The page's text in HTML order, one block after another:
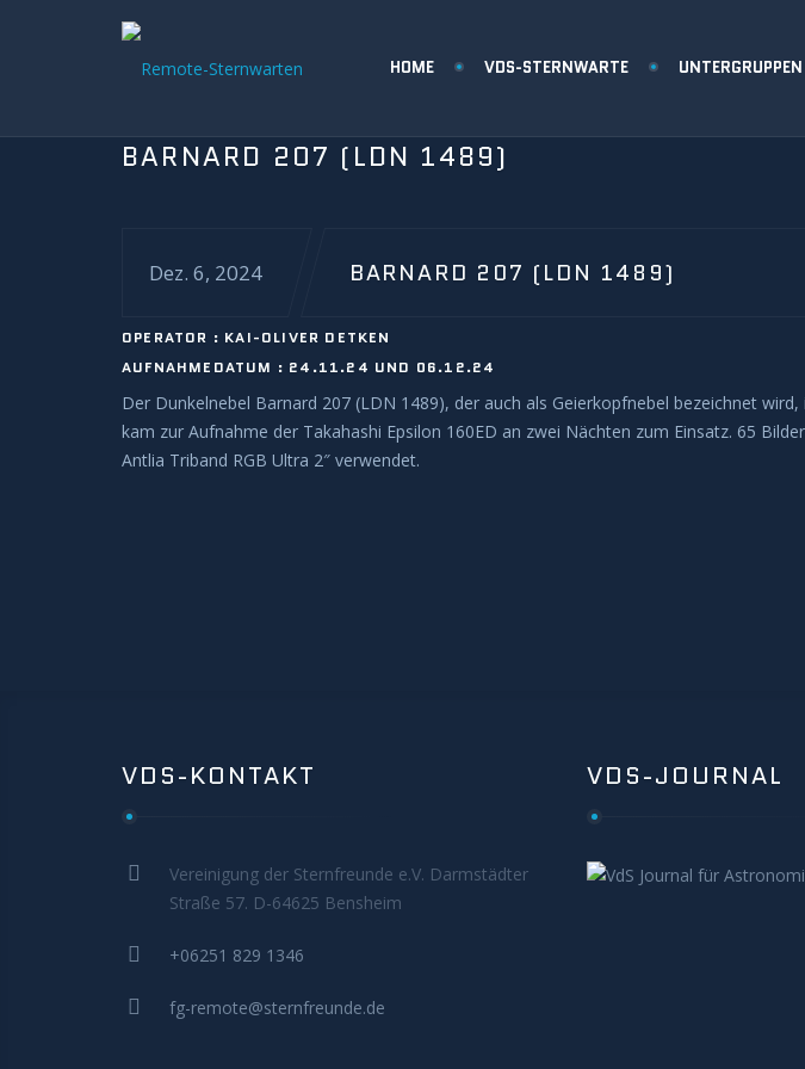
HOME VDS-STERNWARTE UNTERGRUPPEN
BARNARD 207 (LDN 1489)
Dez. 6, 2024 BARNARD 207 (LDN 1489)
OPERATOR : KAI-OLIVER DETKEN
AUFNAHMEDATUM : 24.11.24 UND 06.12.24
Der Dunkelnebel Barnard 207 (LDN 1489), der auch als Geierkopfnebel bezeichnet
kam zur Aufnahme der Takahashi Epsilon 160ED an zwei Nächten zum Einsatz. 65
Antlia Triband RGB Ultra 2″ verwendet.
VDS-KONTAKT
Vereinigung der Sternfreunde e.V. Darmstädter
Straße 57. D-64625 Bensheim
+06251 829 1346
fg-remote@sternfreunde.de
VDS-JOURNAL